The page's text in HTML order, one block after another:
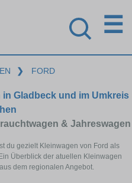
☰
❯ FORD
Gladbeck und im Umkreis
& Jahreswagen
du gezielt Kleinwagen von Ford als
Überblick der atuellen Kleinwagen
dem regionalen Angebot.